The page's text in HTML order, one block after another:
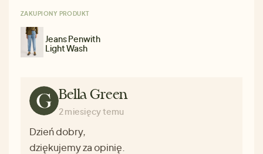
ZAKUPIONY PRODUKT
Jeans Penwith
Light Wash
Bella Green
2 miesięcy temu
Dzień dobry,
dziękujemy za opinię.